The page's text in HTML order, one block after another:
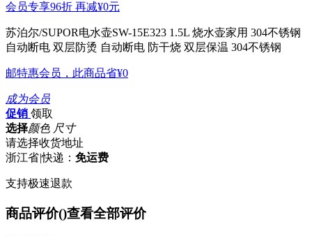
会员专享96折 再减¥0元
苏泊尔/SUPOR电水壶SW-15E323 1.5L 烧水壶家用 304不锈钢
自动断电 双层防烫 自动断电 防干烧 双层保温 304不锈钢
邮特惠会员，此商品省¥0
成为会员
促销 领取
选择颜色 尺寸
请选择收货地址
浙江省|快递： 免运费
支持极速退款
商品评价()查看全部评价